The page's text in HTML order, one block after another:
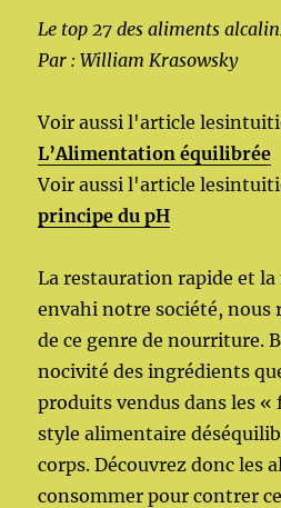
Le top 27 des aliments
Par : William Krasowsky
Voir aussi l'article
L’Alimentation équilibrée
Voir aussi l'article
principe du pH
La restauration rapide et
envahi notre société, nous
de ce genre de nourriture.
nocivité des ingrédients
produits vendus dans les «
style alimentaire
corps. Découvrez donc les
consommer pour contrer